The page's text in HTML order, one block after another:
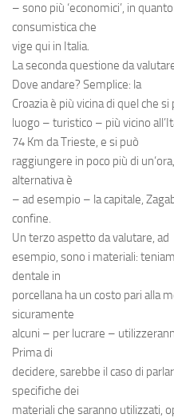
– sono più ‘economici’, in
consumistica che
vige qui in Italia.
La seconda questione da
Dove andare? Semplice: la
Croazia è più vicina di quel che
luogo – turistico – più vicino
74 Km da Trieste, e si può
raggiungere in poco più di
alternativa è
– ad esempio – la capitale,
confine.
Un terzo aspetto da valutare, ad
esempio, sono i materiali:
dentale in
porcellanaha un costo pari alla
sicuramente
alcuni – per lucrare –
Prima di
decidere, sarebbe il caso di
specifiche dei
materiali che saranno utilizzati,